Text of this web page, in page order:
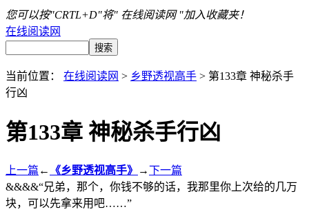
您可以按"CRTL+D"将" 在线阅读网 "加入收藏夹！
在线阅读网
当前位置： 在线阅读网 > 乡野透视高手 > 第133章 神秘杀手
行凶
第133章 神秘杀手行凶
上一篇 ← 《乡野透视高手》 →下一篇
&&&&“兄弟，那个，你钱不够的话，我那里你上次给的几万
块，可以先拿来用吧……”